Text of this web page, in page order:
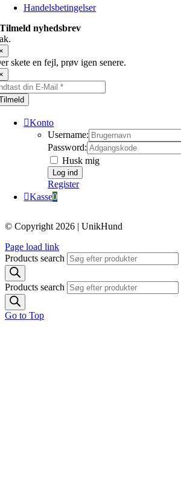
Handelsbetingelser
Tilmeld nyhedsbrev
skete en fejl, prøv igen senere.
Konto
Username:
Password:
Husk mig
Register
Kasse0
© Copyright 2026 | UnikHund
Page load link
Products search
Products search
Go to Top